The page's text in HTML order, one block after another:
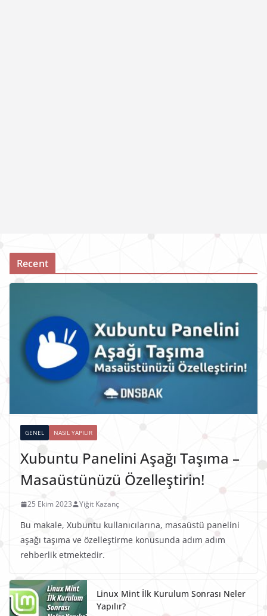
Recent
GENEL NASIL YAPILIR
Xubuntu Panelini Aşağı Taşıma –
Masaüstünüzü Özelleştirin!
25 Ekim 2023 Yiğit Kazanç
Bu makale, Xubuntu kullanıcılarına, masaüstü panelini
aşağı taşıma ve özelleştirme konusunda adım adım
rehberlik etmektedir.
Linux Mint İlk Kurulum Sonrası Neler
Yapılır?